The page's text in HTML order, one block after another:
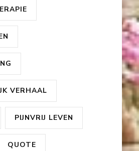
VERHAAL
PIJNVRIJ LEVEN
QUOTE